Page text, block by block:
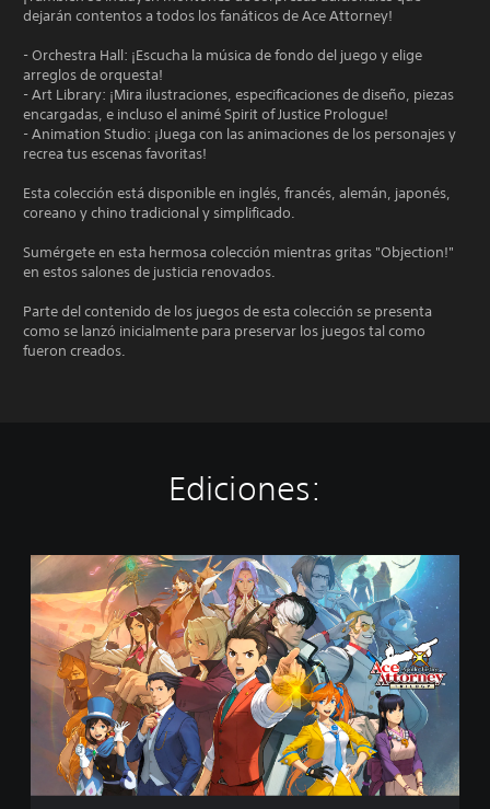
dejarán contentos a todos los fanáticos de Ace Attorney!
- Orchestra Hall: ¡Escucha la música de fondo del juego y elige
arreglos de orquesta!
- Art Library: ¡Mira ilustraciones, especificaciones de diseño, piezas
encargadas, e incluso el animé Spirit of Justice Prologue!
- Animation Studio: ¡Juega con las animaciones de los personajes y
recrea tus escenas favoritas!
Esta colección está disponible en inglés, francés, alemán, japonés,
coreano y chino tradicional y simplificado.
Sumérgete en esta hermosa colección mientras gritas "Objection!"
en estos salones de justicia renovados.
Parte del contenido de los juegos de esta colección se presenta
como se lanzó inicialmente para preservar los juegos tal como
fueron creados.
Ediciones:
A
p
o
l
o
J
c